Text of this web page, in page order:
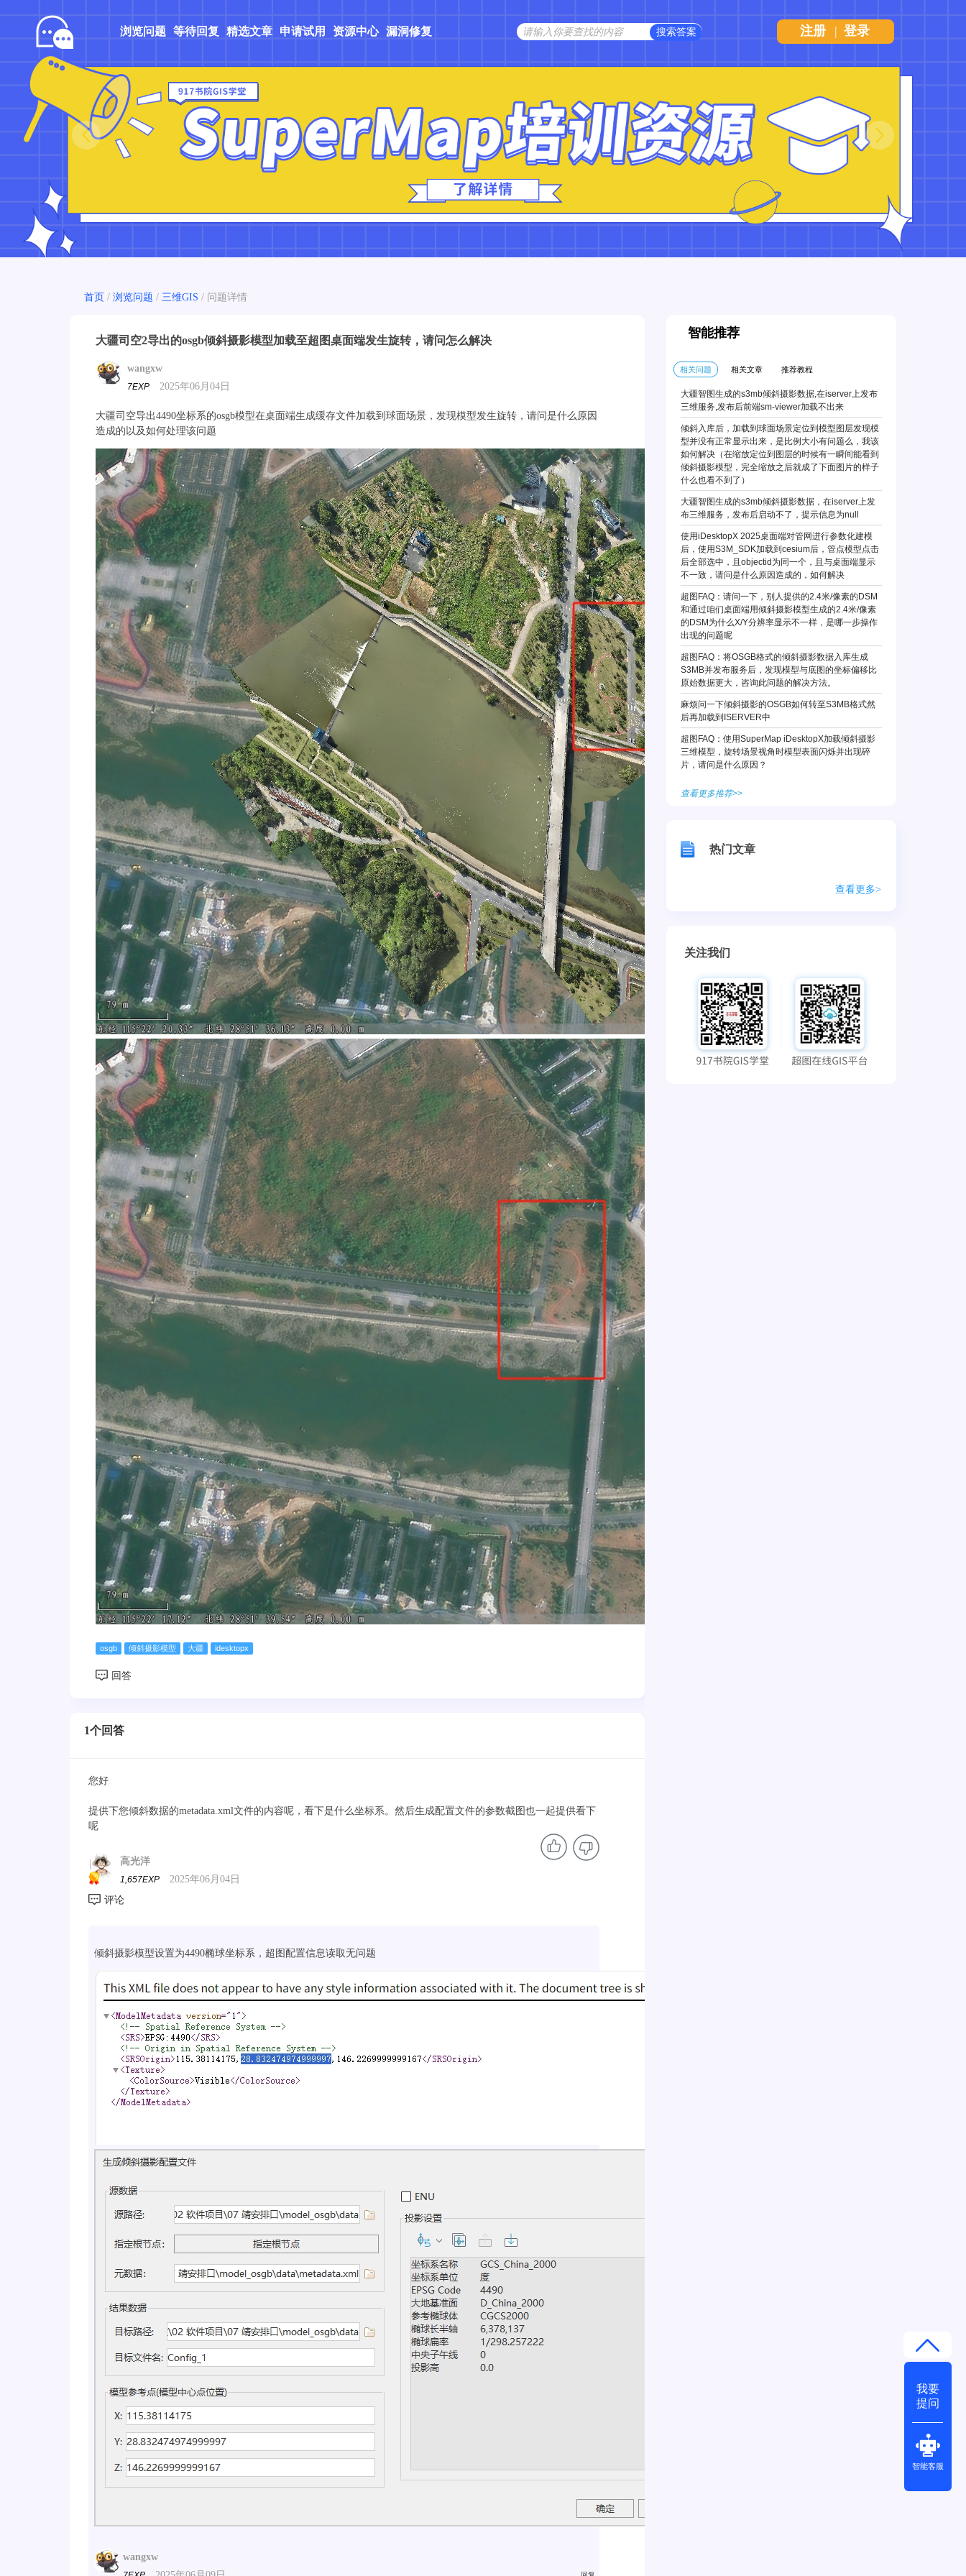
Next
Prev
浏览问题 等待回复 精选文章 申请试用 资源中心 漏洞修复 注册 | 登录
我要
提问
智能客服
首页 / 浏览问题 / 三维GIS / 问题详情
大疆司空2导出的osgb倾斜摄影模型加载至超图桌面端发生旋转，请问怎么解决
wangxw
7EXP 2025年06月04日
大疆司空导出4490坐标系的osgb模型在桌面端生成缓存文件加载到球面场景，发现模型发生旋转，请问是什么原因
造成的以及如何处理该问题
osgb 倾斜摄影模型 大疆 idesktopx
1个回答
您好
提供下您倾斜数据的metadata.xml文件的内容呢，看下是什么坐标系。然后生成配置文件的参数截图也一起提供看下
呢
高光洋
1,657EXP 2025年06月04日
倾斜摄影模型设置为4490椭球坐标系，超图配置信息读取无问题
wangxw
智能推荐
相关问题 相关文章 推荐教程
大疆智图生成的s3mb倾斜摄影数据,在iserver上发布
三维服务,发布后前端sm-viewer加载不出来
倾斜入库后，加载到球面场景定位到模型图层发现模
型并没有正常显示出来，是比例大小有问题么，我该
如何解决（在缩放定位到图层的时候有一瞬间能看到
倾斜摄影模型，完全缩放之后就成了下面图片的样子
什么也看不到了）
大疆智图生成的s3mb倾斜摄影数据，在iserver上发
布三维服务，发布后启动不了，提示信息为null
使用iDesktopX 2025桌面端对管网进行参数化建模
后，使用S3M_SDK加载到cesium后，管点模型点击
后全部选中，且objectid为同一个，且与桌面端显示
不一致，请问是什么原因造成的，如何解决
超图FAQ：请问一下，别人提供的2.4米/像素的DSM
和通过咱们桌面端用倾斜摄影模型生成的2.4米/像素
的DSM为什么X/Y分辨率显示不一样，是哪一步操作
出现的问题呢
超图FAQ：将OSGB格式的倾斜摄影数据入库生成
S3MB并发布服务后，发现模型与底图的坐标偏移比
原始数据更大，咨询此问题的解决方法。
麻烦问一下倾斜摄影的OSGB如何转至S3MB格式然
后再加载到ISERVER中
超图FAQ：使用SuperMap iDesktopX加载倾斜摄影
三维模型，旋转场景视角时模型表面闪烁并出现碎
片，请问是什么原因？
查看更多推荐>>
热门文章
查看更多>
关注我们